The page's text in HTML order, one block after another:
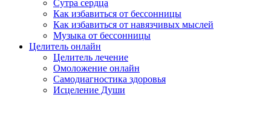
Сутра сердца
Как избавиться от бессонницы
Как избавиться от навязчивых мыслей
Музыка от бессонницы
Целитель онлайн
Целитель лечение
Омоложение онлайн
Самодиагностика здоровья
Исцеление Души